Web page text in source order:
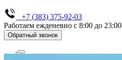
+7 (383) 375-92-03
Работаем ежденевно с 8:00 до 23:00
Обратный звонок